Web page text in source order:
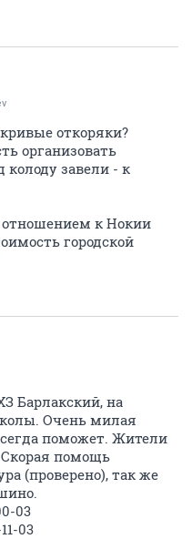
откоряки?
организовать
колоду завели - к
к Нокии
городской
Барлакский, на
Очень милая
поможет. Жители
помощь
(проверено), так же
03
03